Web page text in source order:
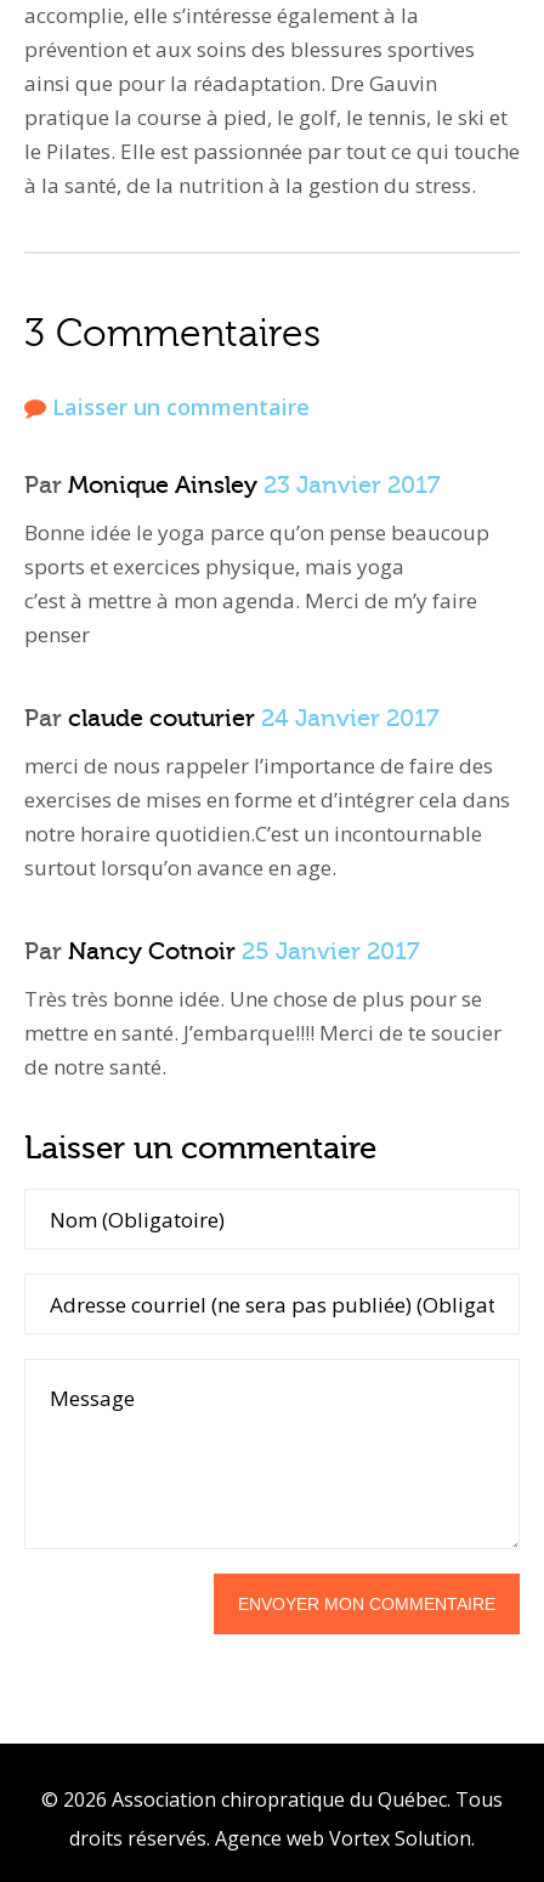
accomplie, elle s’intéresse également à la
prévention et aux soins des blessures sportives
ainsi que pour la réadaptation. Dre Gauvin
pratique la course à pied, le golf, le tennis, le ski et
le Pilates. Elle est passionnée par tout ce qui touche
à la santé, de la nutrition à la gestion du stress.
3 Commentaires
Laisser un commentaire
Par Monique Ainsley 23 Janvier 2017
Bonne idée le yoga parce qu’on pense beaucoup
sports et exercices physique, mais yoga
c’est à mettre à mon agenda. Merci de m’y faire
penser
Par claude couturier 24 Janvier 2017
merci de nous rappeler l’importance de faire des
exercises de mises en forme et d’intégrer cela dans
notre horaire quotidien.C’est un incontournable
surtout lorsqu’on avance en age.
Par Nancy Cotnoir 25 Janvier 2017
Très très bonne idée. Une chose de plus pour se
mettre en santé. J’embarque!!!! Merci de te soucier
de notre santé.
Laisser un commentaire
© 2026 Association chiropratique du Québec. Tous
droits réservés. Agence web Vortex Solution.